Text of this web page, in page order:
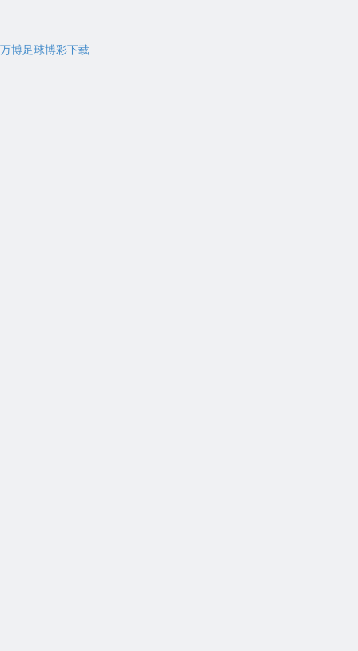
万博足球博彩下载